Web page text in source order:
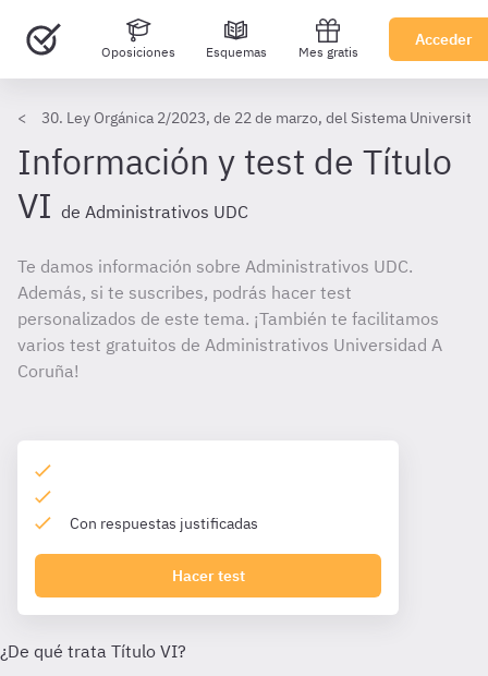
Oposiciones Esquemas Mes gratis
Acceder
30. Ley Orgánica 2/2023, de 22 de marzo, del Sistema
Información y test de Título
VI de Administrativos UDC
Te damos información sobre Administrativos UDC.
Además, si te suscribes, podrás hacer test
personalizados de este tema. ¡También te facilitamos
varios test gratuitos de Administrativos Universidad A
Coruña!
Con respuestas justificadas
Hacer test